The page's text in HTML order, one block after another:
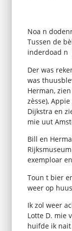
Noa n
Tussen de
inderdoad n
Der was
was
Herman,
zèsse),
Dijkstra en
mie uut
Bill en
exemploar en
Toun t bier
weer op
Ik zol weer
Lotte D. mie
huifde ik